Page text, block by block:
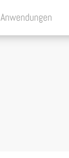
Anwendungen